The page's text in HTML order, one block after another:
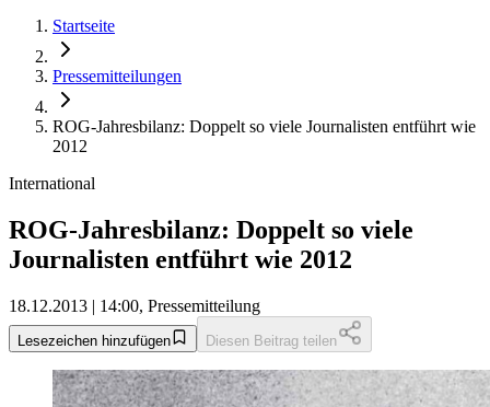
Startseite
Pressemitteilungen
ROG-Jahresbilanz: Doppelt so viele Journalisten entführt wie
2012
International
ROG-Jahresbilanz: Doppelt so viele
Journalisten entführt wie 2012
18.12.2013 | 14:00, Pressemitteilung
Lesezeichen hinzufügen Diesen Beitrag teilen